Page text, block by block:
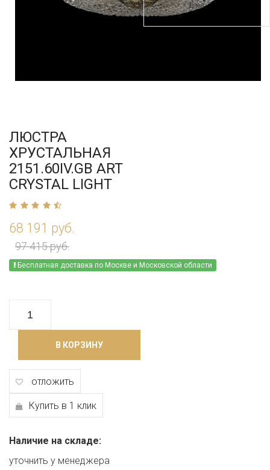
ЛЮСТРА
ХРУСТАЛЬНАЯ
2151.60IV.GB ART
CRYSTAL LIGHT
68 191 руб.
97 415 руб.
Бесплатная доставка по Москве и Московской области
В КОРЗИНУ
отложить
Купить в 1 клик
Наличие на складе:
уточнить у менеджера
дней